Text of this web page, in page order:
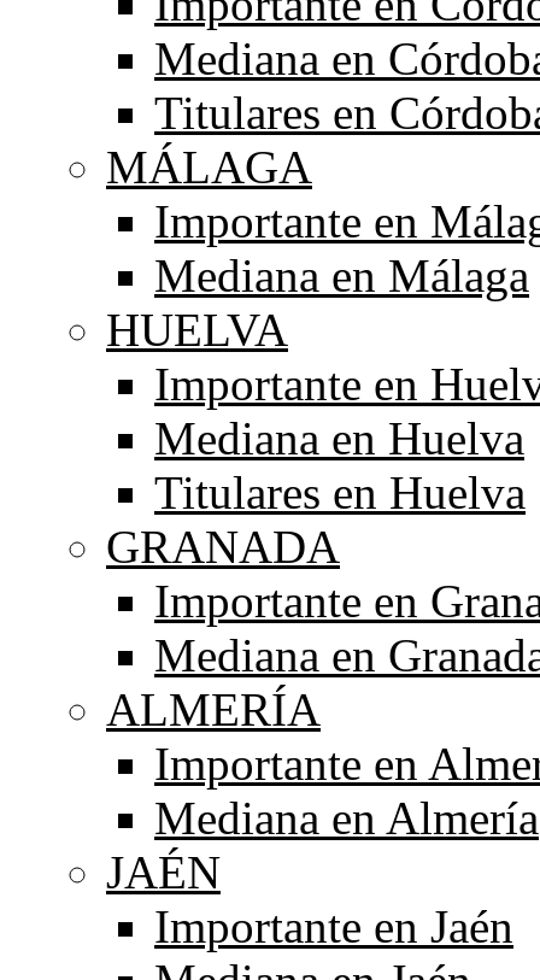
Mediana en
Titulares en
MÁLAGA
Importante en
Mediana en Málaga
HUELVA
Importante en
Mediana en Huelva
Titulares en Huelva
GRANADA
Importante en
Mediana en
ALMERÍA
Importante en
Mediana en Almería
JAÉN
Importante en Jaén